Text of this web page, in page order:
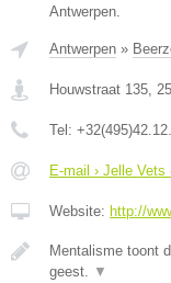
Antwerpen.
Antwerpen »
Houwstraat 135,
Tel:
E-mail › Jelle
Website: http://
Mentalisme toont
geest. ▼